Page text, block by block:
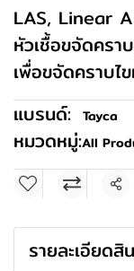
LAS, Linear
หัวเชื้อขจัดคร
เพื่อขจัดคราบไ
แบรนด์: Tayca
หมวดหมู่:All
แชร์
รายละเอียดสิ